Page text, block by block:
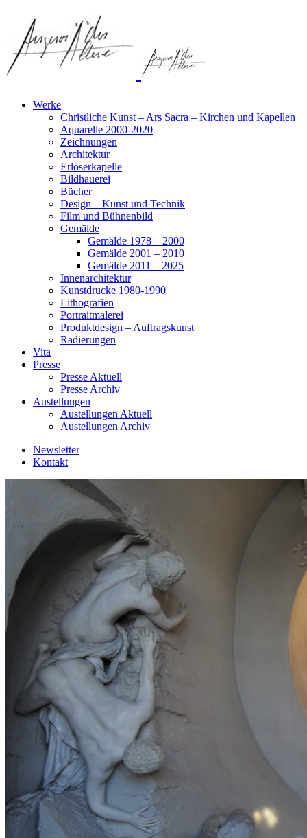
Werke
Christliche Kunst – Ars Sacra – Kirchen und Kapellen
Aquarelle 2000-2020
Zeichnungen
Architektur
Erlöserkapelle
Bildhauerei
Bücher
Design – Kunst und Technik
Film und Bühnenbild
Gemälde
Gemälde 1978 – 2000
Gemälde 2001 – 2010
Gemälde 2011 – 2025
Innenarchitektur
Kunstdrucke 1980-1990
Lithografien
Portraitmalerei
Produktdesign – Auftragskunst
Radierungen
Vita
Presse
Presse Aktuell
Presse Archiv
Austellungen
Austellungen Aktuell
Austellungen Archiv
Newsletter
Kontakt